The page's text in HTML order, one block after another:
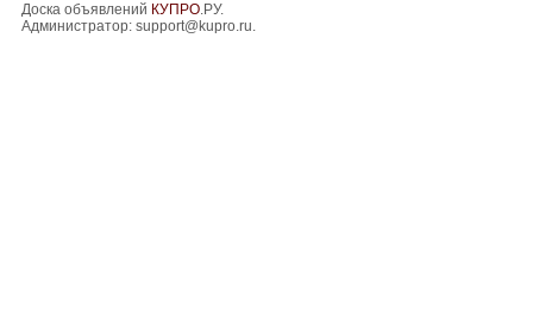
Доска объявлений КУПРО.РУ.
Администратор: support@kupro.ru.